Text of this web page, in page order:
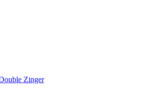
Zinger